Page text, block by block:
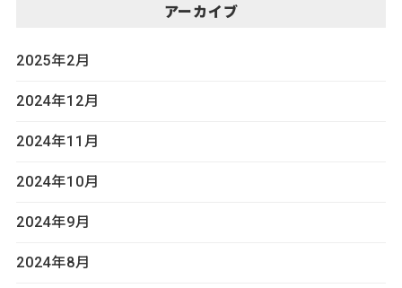
アーカイブ
2025年2月
2024年12月
2024年11月
2024年10月
2024年9月
2024年8月